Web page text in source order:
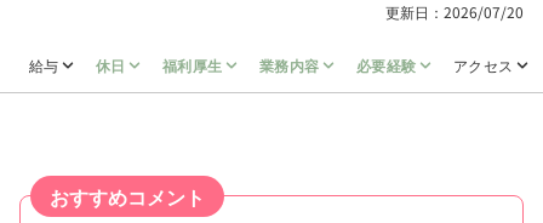
更新日：2026/07/20
給与 休日 福利厚生 業務内容 必要経験 アクセス
おすすめコメント